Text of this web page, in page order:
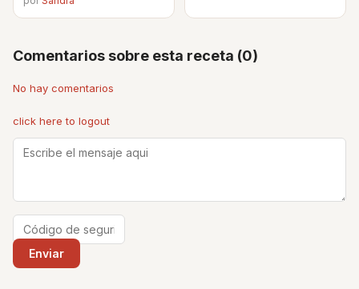
Comentarios sobre esta receta (0)
No hay comentarios
click here to logout